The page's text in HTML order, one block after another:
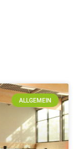
ALLGEMEIN